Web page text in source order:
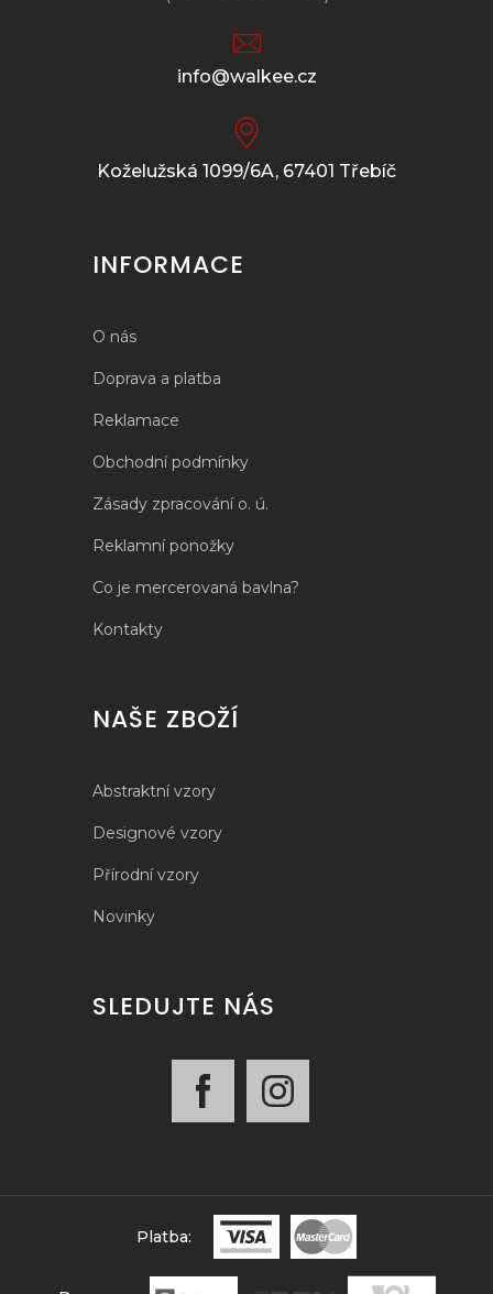
info@walkee.cz
Koželužská 1099/6A, 67401 Třebíč
INFORMACE
O nás
Doprava a platba
Reklamace
Obchodní podmínky
Zásady zpracování o. ú.
Reklamní ponožky
Co je mercerovaná bavlna?
Kontakty
NAŠE ZBOŽÍ
Abstraktní vzory
Designové vzory
Přírodní vzory
Novinky
SLEDUJTE NÁS
Platba: